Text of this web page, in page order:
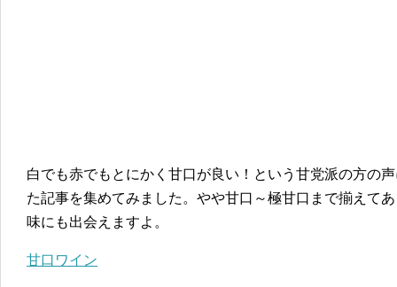
白でも赤でもとにかく甘口が良い！という甘党派の方の
た記事を集めてみました。やや甘口～極甘口まで揃えて
味にも出会えますよ。
甘口ワイン